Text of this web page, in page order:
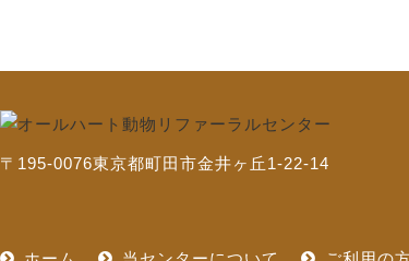
〒195-0076東京都町田市金井ヶ丘1-22-14